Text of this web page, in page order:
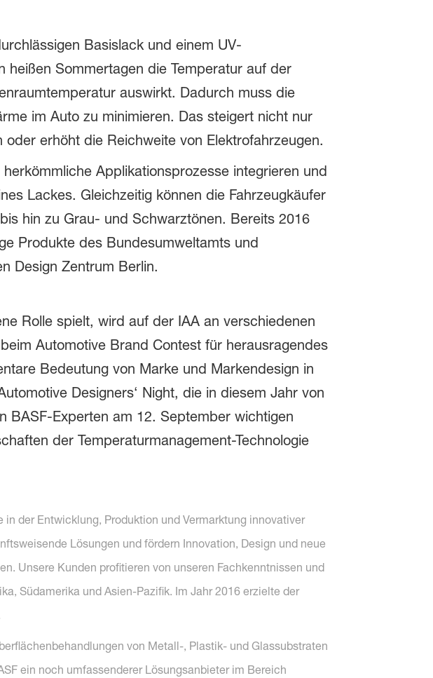
Basislack und einem UV-
Sommertagen die Temperatur auf der
auswirkt. Dadurch muss die
im Auto zu minimieren. Das steigert nicht nur
erhöht die Reichweite von Elektrofahrzeugen.
Applikationsprozesse integrieren und
Lackes. Gleichzeitig können die Fahrzeugkäufer
hin zu Grau- und Schwarztönen. Bereits 2016
Produkte des Bundesumweltamts und
Design Zentrum Berlin.
Rolle spielt, wird auf der IAA an verschiedenen
Automotive Brand Contest für herausragendes
Bedeutung von Marke und Markendesign in
Designers‘ Night, die in diesem Jahr von
BASF-Experten am 12. September wichtigen
der Temperaturmanagement-Technologie
der Entwicklung, Produktion und Vermarktung innovativer
Lösungen und fördern Innovation, Design und neue
Unsere Kunden profitieren von unseren Fachkenntnissen und
Südamerika und Asien-Pazifik. Im Jahr 2016 erzielte der
von Metall-, Plastik- und Glassubstraten
ein noch umfassenderer Lösungsanbieter im Bereich